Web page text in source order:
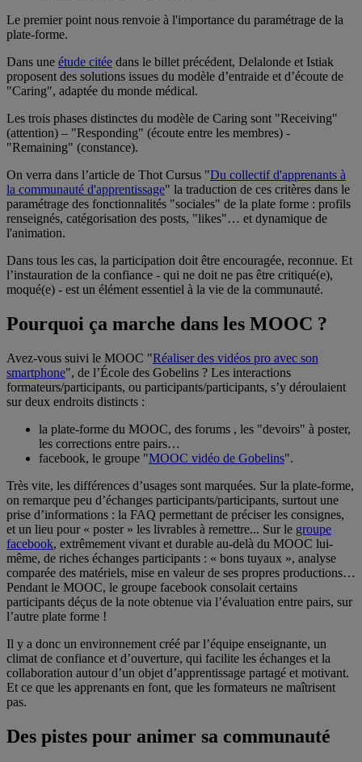
Le premier point nous renvoie à l'importance du paramétrage de la
plate-forme.
Dans une étude citée dans le billet précédent, Delalonde et Istiak
proposent des solutions issues du modèle d’entraide et d’écoute de
"Caring", adaptée du monde médical.
Les trois phases distinctes du modèle de Caring sont "Receiving"
(attention) – "Responding" (écoute entre les membres) -
"Remaining" (constance).
On verra dans l’article de Thot Cursus "Du collectif d'apprenants à
la communauté d'apprentissage" la traduction de ces critères dans le
paramétrage des fonctionnalités "sociales" de la plate forme : profils
renseignés, catégorisation des posts, "likes"… et dynamique de
l'animation.
Dans tous les cas, la participation doit être encouragée, reconnue. Et
l’instauration de la confiance - qui ne doit ne pas être critiqué(e),
moqué(e) - est un élément essentiel à la vie de la communauté.
Pourquoi ça marche dans les MOOC ?
Avez-vous suivi le MOOC "Réaliser des vidéos pro avec son
smartphone", de l’École des Gobelins ? Les interactions
formateurs/participants, ou participants/participants, s’y déroulaient
sur deux endroits distincts :
la plate-forme du MOOC, des forums , les "devoirs" à poster,
les corrections entre pairs…
facebook, le groupe "MOOC vidéo de Gobelins".
Très vite, les différences d’usages sont marquées. Sur la plate-forme,
on remarque peu d’échanges participants/participants, surtout une
prise d’informations : la FAQ permettant de préciser les consignes,
et un lieu pour « poster » les livrables à remettre... Sur le groupe
facebook, extrêmement vivant et durable au-delà du MOOC lui-
même, de riches échanges participants : « bons tuyaux », analyse
comparée des matériels, mise en valeur de ses propres productions…
Pendant le MOOC, le groupe facebook consolait certains
participants déçus de la note obtenue via l’évaluation entre pairs, sur
l’autre plate forme !
Il y a donc un environnement créé par l’équipe enseignante, un
climat de confiance et d’ouverture, qui facilite les échanges et la
collaboration autour d’un objet d’apprentissage partagé et motivant.
Et ce que les apprenants en font, que les formateurs ne maîtrisent
pas.
Des pistes pour animer sa communauté